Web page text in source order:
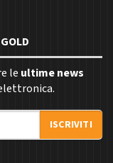
le ultime news
ISCRIVITI